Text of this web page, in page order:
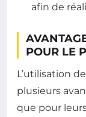
afin de
POUR LE
L’utilisation
plusieurs
que pour